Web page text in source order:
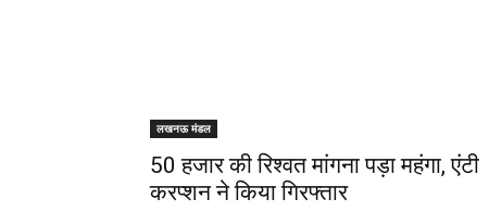
लखनऊ मंडल
50 हजार की रिश्वत मांगना पड़ा महंगा, एंटी
करप्शन ने किया गिरफ्तार